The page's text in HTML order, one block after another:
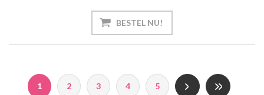
1 2 3 4 5